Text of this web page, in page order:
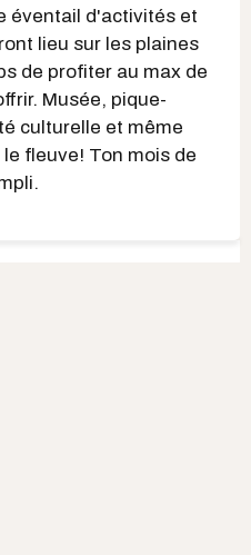
éventail d'activités et
lieu sur les plaines
de profiter au max de
Musée, pique-
culturelle et même
fleuve! Ton mois de